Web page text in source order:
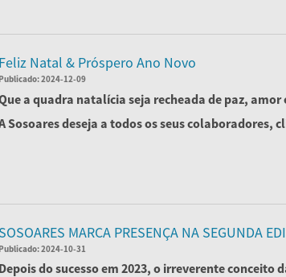
Feliz Natal & Próspero Ano Novo
Publicado:2024-12-09
a quadra natalícia seja recheada de paz, amor
Sosoares deseja a todos os seus colaboradores,
SOSOARES MARCA PRESENÇA NA SEGUNDA
Publicado:2024-10-31
Depois do sucesso em 2023, o irreverente conceito